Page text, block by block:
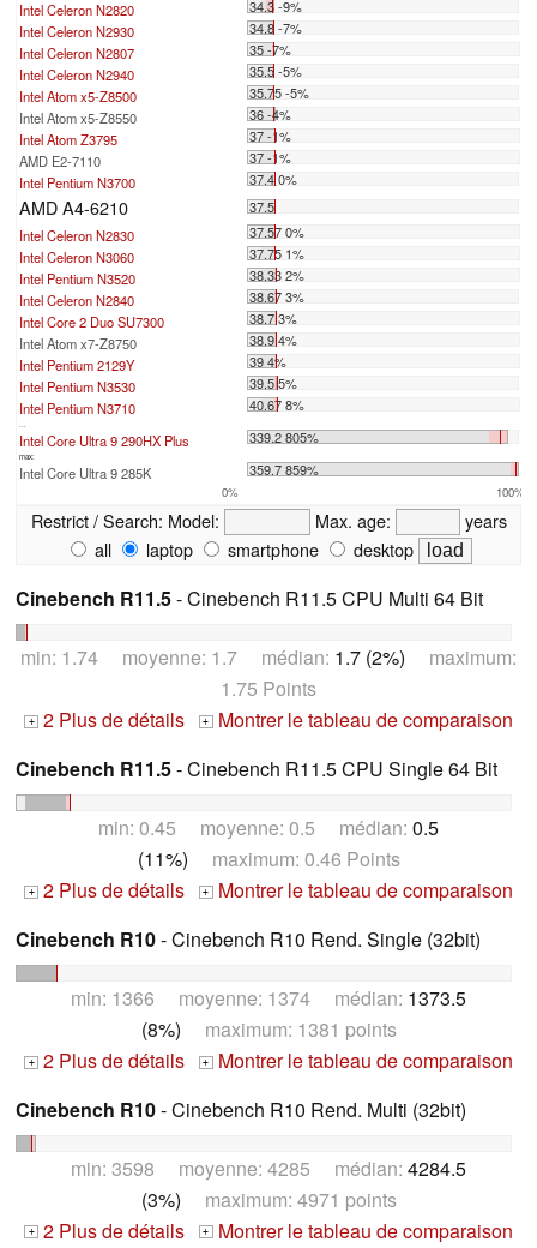
Intel Celeron N2820
34.3 -9%
Intel Celeron N2930
34.8 -7%
Intel Celeron N2807
35 -7%
Intel Celeron N2940
35.5 -5%
Intel Atom x5-Z8500
35.75 -5%
Intel Atom x5-Z8550
36 -4%
Intel Atom Z3795
37 -1%
AMD E2-7110
37 -1%
Intel Pentium N3700
37.4 0%
AMD A4-6210
37.5
Intel Celeron N2830
37.57 0%
Intel Celeron N3060
37.75 1%
Intel Pentium N3520
38.33 2%
Intel Celeron N2840
38.67 3%
Intel Core 2 Duo SU7300
38.7 3%
Intel Atom x7-Z8750
38.9 4%
Intel Pentium 2129Y
39 4%
Intel Pentium N3530
39.5 5%
Intel Pentium N3710
40.67 8%
...
Intel Core Ultra 9 290HX Plus 339.2 805%
max:
Intel Core Ultra 9 285K 359.7 859%
0% 100%
Restrict / Search: Model: Max. age:
years
all
laptop smartphone desktop
Cinebench R11.5- Cinebench R11.5 CPU Multi 64 Bit
min: 1.74 moyenne: 1.7 médian: 1.7 (2%) maximum:
1.75 Points
+ 2 Plus de détails + Montrer le tableau de comparaison
Cinebench R11.5- Cinebench R11.5 CPU Single 64 Bit
min: 0.45 moyenne: 0.5 médian: 0.5
(11%) maximum: 0.46 Points
+ 2 Plus de détails + Montrer le tableau de comparaison
Cinebench R10- Cinebench R10 Rend. Single (32bit)
min: 1366 moyenne: 1374 médian: 1373.5
(8%) maximum: 1381 points
+ 2 Plus de détails + Montrer le tableau de comparaison
Cinebench R10- Cinebench R10 Rend. Multi (32bit)
min: 3598 moyenne: 4285 médian: 4284.5
(3%) maximum: 4971 points
+ 2 Plus de détails + Montrer le tableau de comparaison